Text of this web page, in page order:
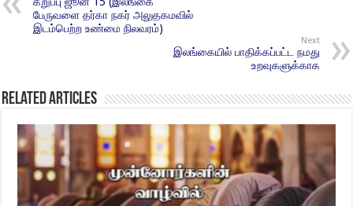
பேருவளை தர்கா நகர் அலுதகமவில்
இடம்பெற்ற உண்மை நிலவரம்)
Next
இலங்கையில் பாதிக்கப்பட்ட நமது
உறவுகளுக்காக
Related Articles